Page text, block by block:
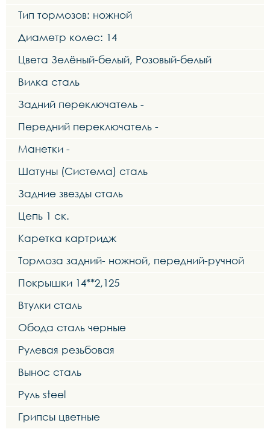
Тип тормозов: ножной
Диаметр колес: 14
Цвета Зелёный-белый, Розовый-белый
Вилка сталь
Задний переключатель -
Передний переключатель -
Манетки -
Шатуны (Система) сталь
Задние звезды сталь
Цепь 1 ск.
Каретка картридж
Тормоза задний- ножной, передний-ручной
Покрышки 14**2,125
Втулки сталь
Обода сталь черные
Рулевая резьбовая
Вынос сталь
Руль steel
Грипсы цветные